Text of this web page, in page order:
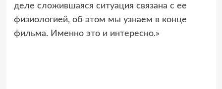
деле сложившаяся ситуация связана с ее
физиологией, об этом мы узнаем в конце
фильма. Именно это и интересно.»